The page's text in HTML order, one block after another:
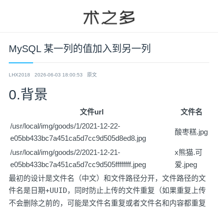
MySQL 某一列的值加入到另一列
LHX2018 2026-06-03 18:00:53 原文
0.背景
文件url
文件名
/usr/local/img/goods/1/2021-12-22-
e05bb433bc7a451ca5d7cc9d505d8ed8.jpg
酸枣糕.jpg
/usr/local/img/goods/2/2021-12-21-
e05bb433bc7a451ca5d7cc9d505ffffffff.jpeg
x熊猫.可
爱.jpeg
最初的设计是文件名（中文）和文件路径分开，文件路径的文
件名是日期+UUID，同时防止上传的文件重复（如果重复上传
不会删除之前的，可能是文件名重复或者文件名和内容都重复